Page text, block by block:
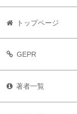
トップページ
GEPR
著者一覧